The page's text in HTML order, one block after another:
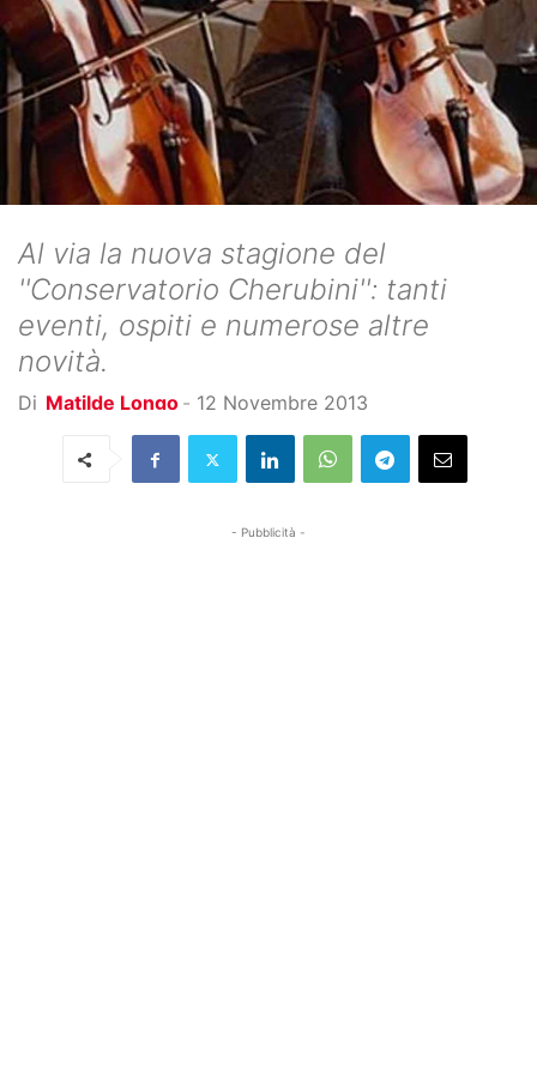
Al via la nuova stagione del
''Conservatorio Cherubini'': tanti
eventi, ospiti e numerose altre
novità.
Di Matilde Longo - 12 Novembre 2013
- Pubblicità -